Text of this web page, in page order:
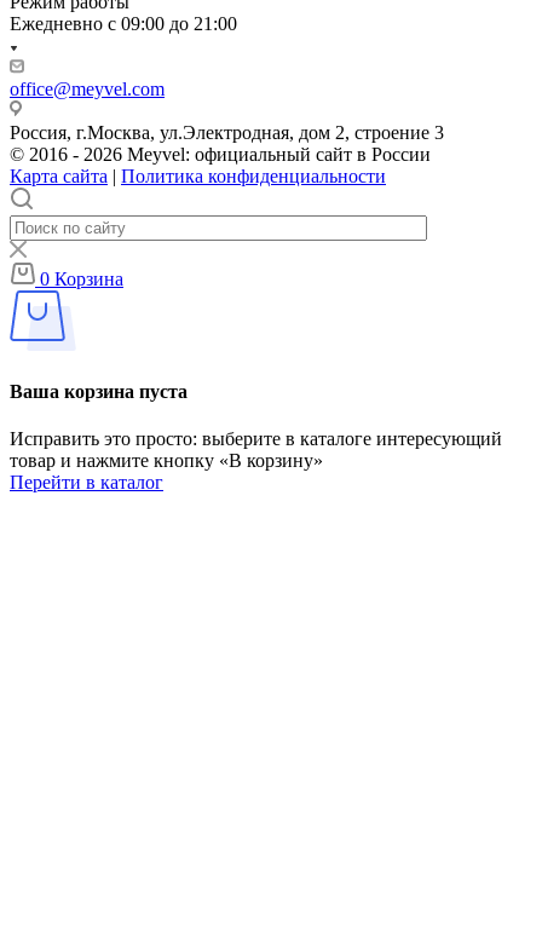
Ежедневно с 09:00 до 21:00
office@meyvel.com
Россия, г.Москва, ул.Электродная, дом 2, строение 3
© 2016 - 2026 Meyvel: официальный сайт в России
Карта сайта | Политика конфиденциальности
0 Корзина
Ваша корзина пуста
Исправить это просто: выберите в каталоге интересующий
товар и нажмите кнопку «В корзину»
Перейти в каталог